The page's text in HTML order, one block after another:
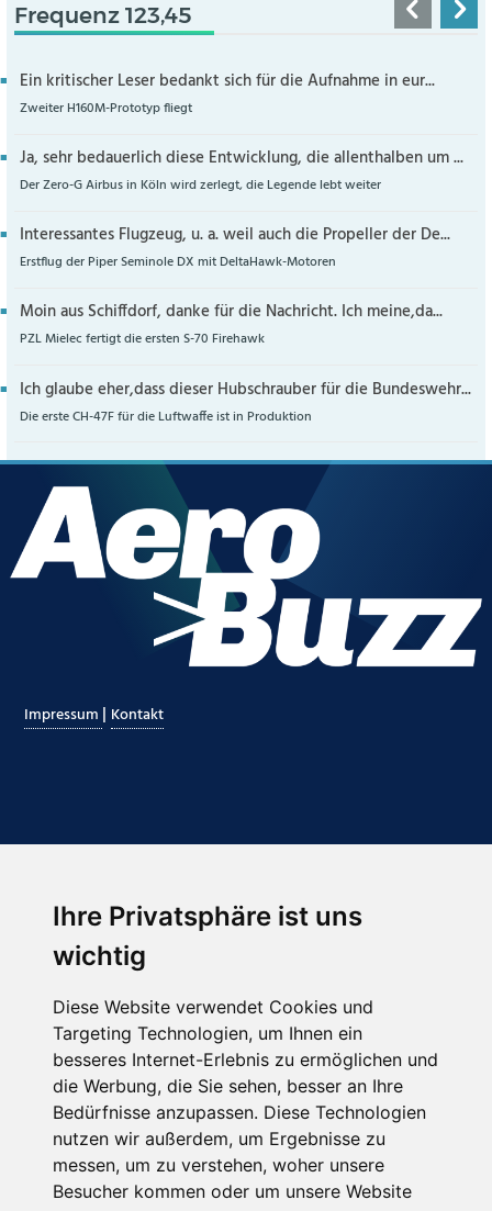
Ihre Privatsphäre ist uns
wichtig
Diese Website verwendet Cookies und
Targeting Technologien, um Ihnen ein
besseres Internet-Erlebnis zu ermöglichen und
die Werbung, die Sie sehen, besser an Ihre
Bedürfnisse anzupassen. Diese Technologien
nutzen wir außerdem, um Ergebnisse zu
messen, um zu verstehen, woher unsere
Besucher kommen oder um unsere Website
Frequenz 123,45
Ein kritischer Leser bedankt sich für die Aufnahme in eur...
Zweiter H160M-Prototyp fliegt
Ja, sehr bedauerlich diese Entwicklung, die allenthalben um ...
Der Zero-G Airbus in Köln wird zerlegt, die Legende lebt weiter
Interessantes Flugzeug, u. a. weil auch die Propeller der De...
Erstflug der Piper Seminole DX mit DeltaHawk-Motoren
Moin aus Schiffdorf, danke für die Nachricht. Ich meine,da...
PZL Mielec fertigt die ersten S-70 Firehawk
Ich glaube eher,dass dieser Hubschrauber für die Bundeswehr...
Die erste CH-47F für die Luftwaffe ist in Produktion
Impressum | Kontakt
Abonnieren Sie unseren Newsletter
Email*